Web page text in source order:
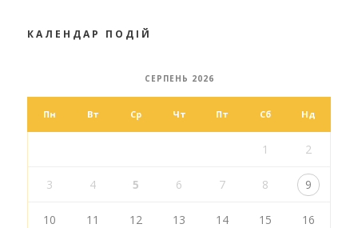
КАЛЕНДАР ПОДІЙ
СЕРПЕНЬ 2026
Пн Вт Ср Чт Пт Сб Нд
1 2
3 4 5 6 7 8 9
10 11 12 13 14 15 16